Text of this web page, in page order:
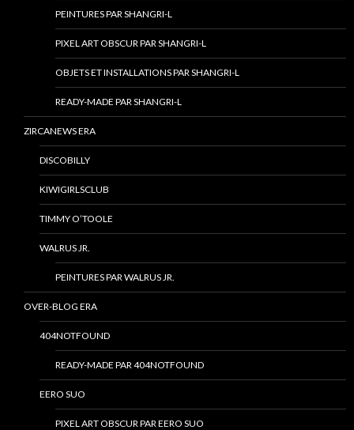
PEINTURES PAR SHANGRI-L
PIXEL ART OBSCUR PAR SHANGRI-L
OBJETS ET INSTALLATIONS PAR SHANGRI-L
READY-MADE PAR SHANGRI-L
ZIRCANEWS ERA
DISCOBILLY
KIWIGIRLSCLUB
TIMMY O’TOOLE
WALRUS JR.
PEINTURES PAR WALRUS JR.
OVER-BLOG ERA
404NOTFOUND
READY-MADE PAR 404NOTFOUND
EERO SUO
PIXEL ART OBSCUR PAR EERO SUO